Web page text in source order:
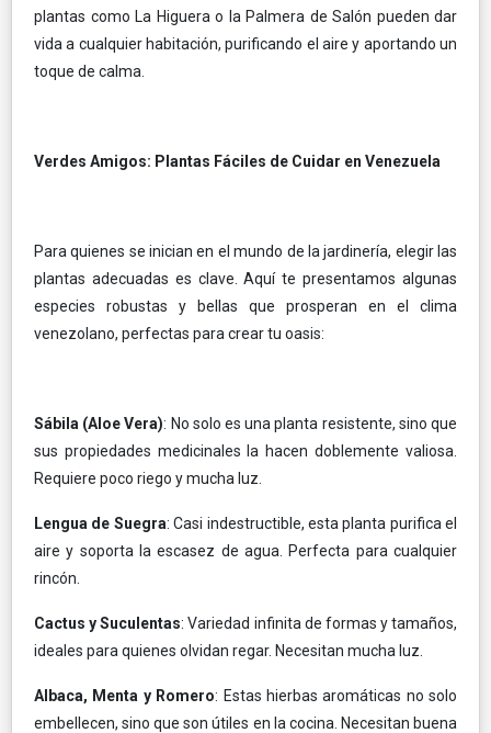
plantas como La Higuera o la Palmera de Salón pueden dar
vida a cualquier habitación, purificando el aire y aportando un
toque de calma.
Verdes Amigos: Plantas Fáciles de Cuidar en Venezuela
Para quienes se inician en el mundo de la jardinería, elegir las
plantas adecuadas es clave. Aquí te presentamos algunas
especies robustas y bellas que prosperan en el clima
venezolano, perfectas para crear tu oasis:
Sábila (Aloe Vera): No solo es una planta resistente, sino que
sus propiedades medicinales la hacen doblemente valiosa.
Requiere poco riego y mucha luz.
Lengua de Suegra: Casi indestructible, esta planta purifica el
aire y soporta la escasez de agua. Perfecta para cualquier
rincón.
Cactus y Suculentas: Variedad infinita de formas y tamaños,
ideales para quienes olvidan regar. Necesitan mucha luz.
Albaca, Menta y Romero: Estas hierbas aromáticas no solo
embellecen, sino que son útiles en la cocina. Necesitan buena